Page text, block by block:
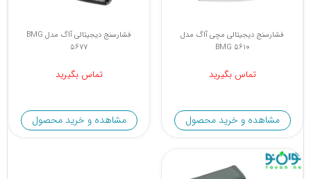
فشارسنج دیجیتالی مچی آاگ مدل
BMG 5610
تماس بگیرید
مشاهده و خرید محصول
فشارسنج دیجیتالی آاگ مدل BMG
5677
تماس بگیرید
مشاهده و خرید محصول